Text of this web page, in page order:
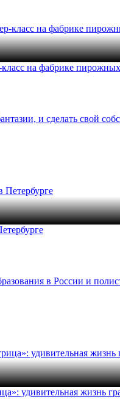
на фабрике
и сделать свой
в России и
удивительная жизнь